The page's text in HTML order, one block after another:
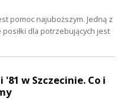
pomoc najuboższym. Jedną z
dla potrzebujących jest
'81 w Szczecinie. Co i